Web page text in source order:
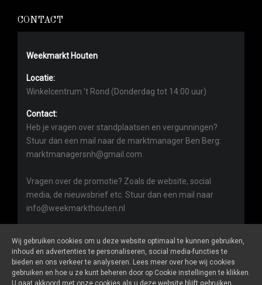
CONTACT
Weekmarkt Houten
Locatie:
Winkelcentrum ’t Rond (Donderdag tot 14:00 uur)
Contact:
Heb je vragen over standplaatsen en vergunningen?
Stuur dan een mail naar de marktmanager Ben Berg:
marktmanagersnh@gmail.com
Vragen over de promotie? Zoals de website, social
media, de nieuwsbrief etc. Stuur dan een mail naar
info@weekmarkthouten.nl
Weekmarkthouten.nlis een website vanDe Markt Online
Wij gebruiken cookies om u deze website optimaal te kunnen gebruiken,
inhoud en advertenties te personaliseren, social media-functies te
bieden en ons verkeer te analyseren. Lees meer over hoe wij cookies
gebruiken en hoe u ze kunt beheren door op Cookie instellingen te klikken.
U gaat akkoord met onze cookies als u deze website blijft gebruiken.